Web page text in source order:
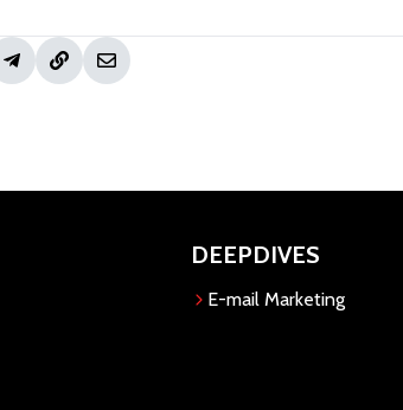
DEEPDIVES
E-mail Marketing